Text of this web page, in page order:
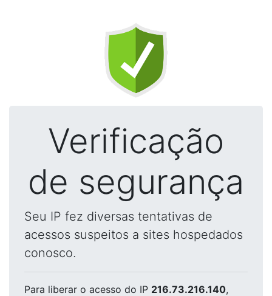
Verificação
de segurança
Seu IP fez diversas tentativas de
acessos suspeitos a sites hospedados
conosco.
Para liberar o acesso do IP 216.73.216.140,